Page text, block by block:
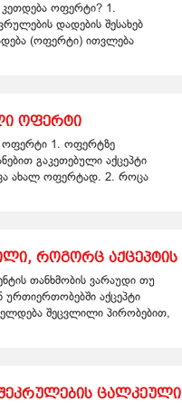
ოფერტი? 1.
დადების შესახებ
(ოფერტი) ითვლება
ოფერტი
ოფერტი 1. ოფერტზე
გაკეთებული აქცეპტი
ახალ ოფერტად. 2. როცა
როგორც აქცეპტის
თანხმობის ვარაუდი თუ
ურთიერთობებში აქცეპტი
შეცვლილი პირობებით,
ცალკეული